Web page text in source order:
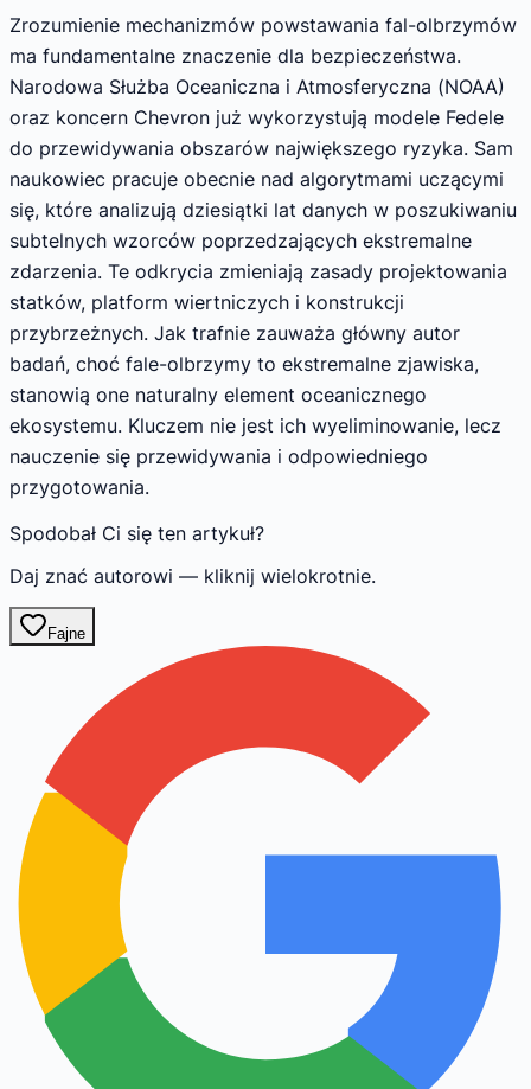
Zrozumienie mechanizmów powstawania fal-olbrzymów
ma fundamentalne znaczenie dla bezpieczeństwa.
Narodowa Służba Oceaniczna i Atmosferyczna (NOAA)
oraz koncern Chevron już wykorzystują modele Fedele
do przewidywania obszarów największego ryzyka. Sam
naukowiec pracuje obecnie nad algorytmami uczącymi
się, które analizują dziesiątki lat danych w poszukiwaniu
subtelnych wzorców poprzedzających ekstremalne
zdarzenia. Te odkrycia zmieniają zasady projektowania
statków, platform wiertniczych i konstrukcji
przybrzeżnych. Jak trafnie zauważa główny autor
badań, choć fale-olbrzymy to ekstremalne zjawiska,
stanowią one naturalny element oceanicznego
ekosystemu. Kluczem nie jest ich wyeliminowanie, lecz
nauczenie się przewidywania i odpowiedniego
przygotowania.
Spodobał Ci się ten artykuł?
Daj znać autorowi — kliknij wielokrotnie.
Fajne